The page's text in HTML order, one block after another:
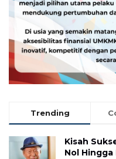
Trending
Kisah
Nol